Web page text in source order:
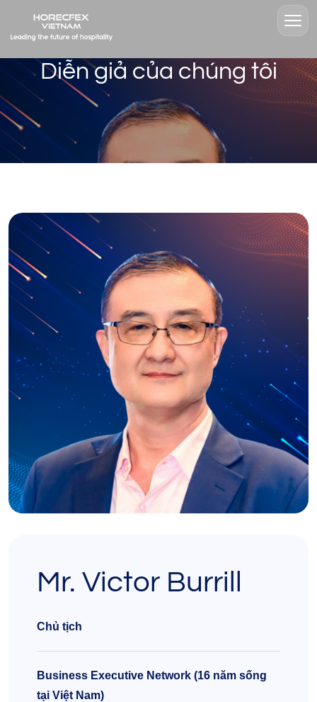
Diễn giả của chúng tôi
Mr. Victor Burrill
Chủ tịch
Business Executive Network (16 năm sống
tại Việt Nam)